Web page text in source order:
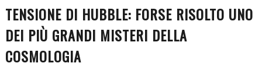
TENSIONE DI HUBBLE: FORSE RISOLTO UNO
DEI PIÙ GRANDI MISTERI DELLA
COSMOLOGIA